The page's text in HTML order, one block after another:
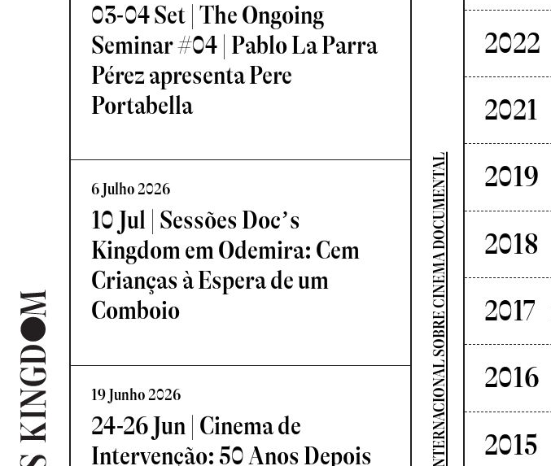
03-04 Set | The Ongoing
Seminar #04 | Pablo La Parra
Pérez apresenta Pere
Portabella
6 Julho 2026
10 Jul | Sessões Doc’s
Kingdom em Odemira: Cem
Crianças à Espera de um
Comboio
19 Junho 2026
24-26 Jun | Cinema de
Intervenção: 50 Anos Depois
SEMINÁRIO INTERNACIONAL SOBRE CINEMA DOCUMENTAL
2022
2021
2019
2018
2017
2016
2015